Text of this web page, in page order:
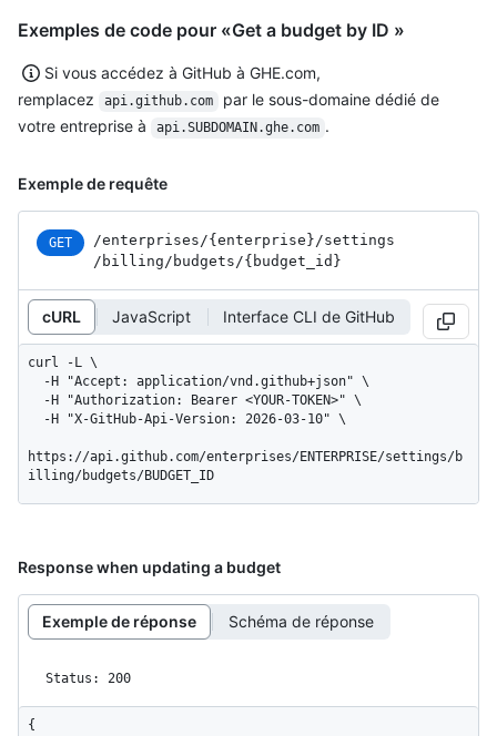
Exemples de code pour «Get a budget by ID »
Si vous accédez à GitHub à GHE.com,
remplacez
api.github.com
par le sous-domaine dédié de
votre entreprise à
api.SUBDOMAIN.ghe.com .
Exemple de requête
GET /enterprises /{enterprise} /settings
/billing /budgets /{budget_ id}
cURL JavaScript Interface CLI de GitHub
curl -L \
https://api.github.com/enterprises/ENTERPRISE/settings/b
illing/budgets/BUDGET_ID
Response when updating a budget
Exemple de réponse Schéma de réponse
Status: 200
{